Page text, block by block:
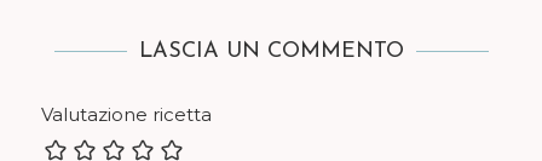
LASCIA UN COMMENTO
Valutazione ricetta